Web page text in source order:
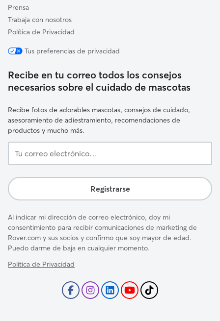
Prensa
Trabaja con nosotros
Política de Privacidad
Tus preferencias de privacidad
Recibe en tu correo todos los consejos
necesarios sobre el cuidado de mascotas
Recibe fotos de adorables mascotas, consejos de cuidado,
asesoramiento de adiestramiento, recomendaciones de
productos y mucho más.
correo
Registrarse
Al indicar mi dirección de correo electrónico, doy mi
consentimiento para recibir comunicaciones de marketing de
Rover.com y sus socios y confirmo que soy mayor de edad.
Puedo darme de baja en cualquier momento.
Política de Privacidad